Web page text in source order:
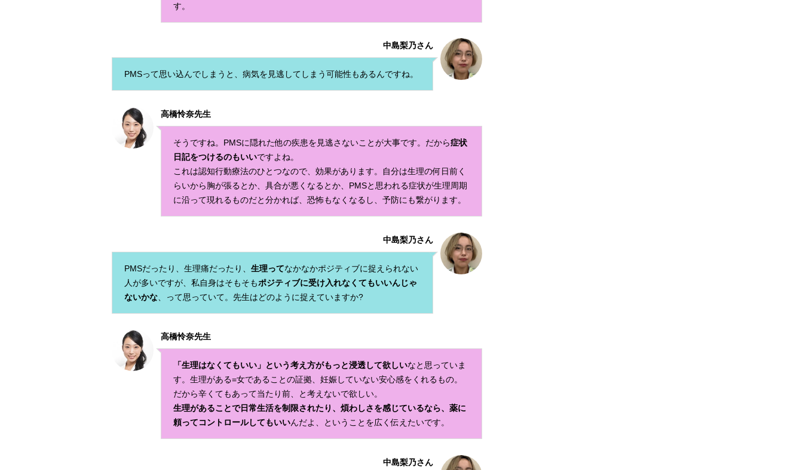
す。
中島梨乃さん
PMSって思い込んでしまうと、病気を見逃してしまう可能性もあるんですね。
高橋怜奈先生
そうですね。PMSに隠れた他の疾患を見逃さないことが大事です。だから症状
日記をつけるのもいいですよね。
これは認知行動療法のひとつなので、効果があります。自分は生理の何日前く
らいから胸が張るとか、具合が悪くなるとか、PMSと思われる症状が生理周期
に沿って現れるものだと分かれば、恐怖もなくなるし、予防にも繋がります。
中島梨乃さん
PMSだったり、生理痛だったり、 生理ってなかなかポジティブに捉えられない
人が多いですが、私自身はそもそもポジティブに受け入れなくてもいいんじゃ
ないかな 、って思っていて。先生はどのように捉えていますか?
高橋怜奈先生
「生理はなくてもいい」という考え方がもっと浸透して欲しいなと思っていま
す。生理がある=女であることの証拠、妊娠していない安心感をくれるもの。
だから辛くてもあって当たり前、と考えないで欲しい。
生理があることで日常生活を制限されたり、煩わしさを感じているなら、薬に
頼ってコントロールしてもいいんだよ、ということを広く伝えたいです。
中島梨乃さん